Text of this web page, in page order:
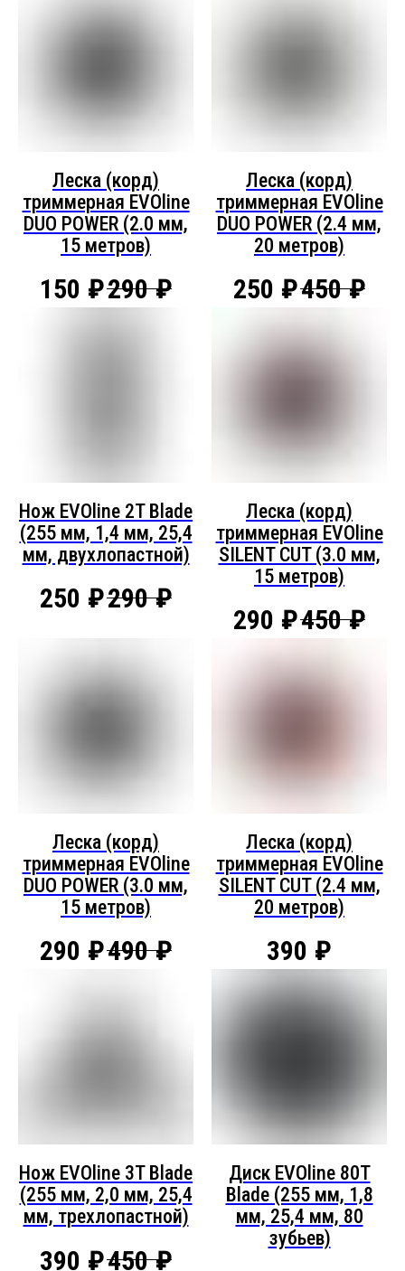
Леска (корд)
триммерная EVOline
DUO POWER (2.0 мм,
15 метров)
150 ₽290 ₽
Леска (корд)
триммерная EVOline
DUO POWER (2.4 мм,
20 метров)
250 ₽450 ₽
Нож EVOline 2T Blade
(255 мм, 1,4 мм, 25,4
мм, двухлопастной)
250 ₽290 ₽
Леска (корд)
триммерная EVOline
SILENT CUT (3.0 мм,
15 метров)
290 ₽450 ₽
Леска (корд)
триммерная EVOline
DUO POWER (3.0 мм,
15 метров)
290 ₽490 ₽
Леска (корд)
триммерная EVOline
SILENT CUT (2.4 мм,
20 метров)
390 ₽
Нож EVOline 3T Blade
(255 мм, 2,0 мм, 25,4
мм, трехлопастной)
390 ₽450 ₽
Диск EVOline 80T
Blade (255 мм, 1,8
мм, 25,4 мм, 80
зубьев)